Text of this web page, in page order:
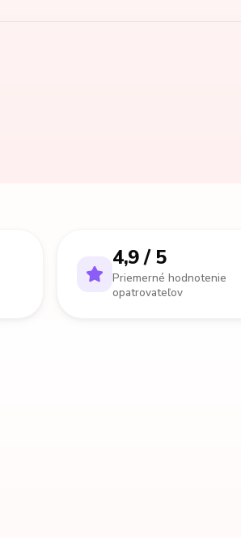
4,9 / 5
Priemerné hodnotenie
opatrovateľov